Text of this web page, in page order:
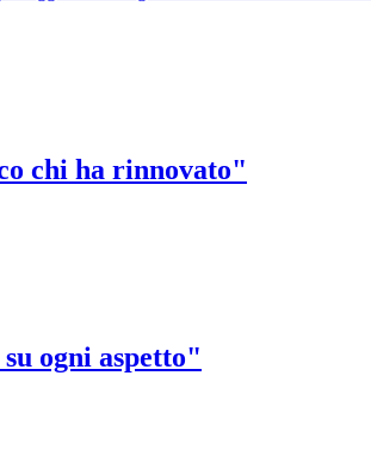
chi ha rinnovato"
ogni aspetto"